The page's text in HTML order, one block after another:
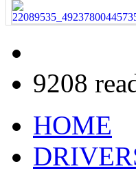
9208
HOME